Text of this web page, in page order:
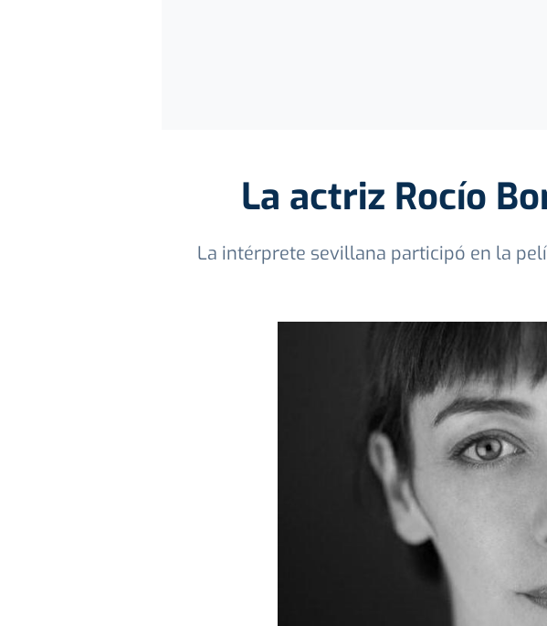
La actriz Rocío
La intérprete sevillana participó en la